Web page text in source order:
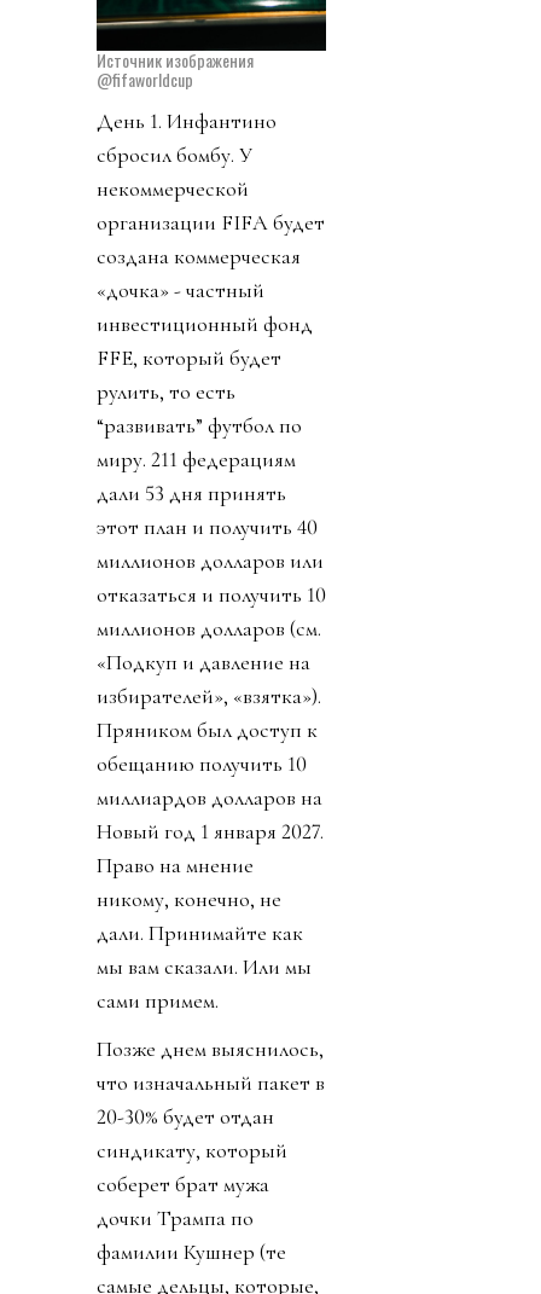
Источник изображения
@fifaworldcup
День 1. Инфантино
сбросил бомбу. У
некоммерческой
организации FIFA будет
создана коммерческая
«дочка» - частный
инвестиционный фонд
FFE, который будет
рулить, то есть
“развивать” футбол по
миру. 211 федерациям
дали 53 дня принять
этот план и получить 40
миллионов долларов или
отказаться и получить 10
миллионов долларов (см.
«Подкуп и давление на
избирателей», «взятка»).
Пряником был доступ к
обещанию получить 10
миллиардов долларов на
Новый год 1 января 2027.
Право на мнение
никому, конечно, не
дали. Принимайте как
мы вам сказали. Или мы
сами примем.
Позже днем выяснилось,
что изначальный пакет в
20-30% будет отдан
синдикату, который
соберет брат мужа
дочки Трампа по
фамилии Кушнер (те
самые дельцы, которые,